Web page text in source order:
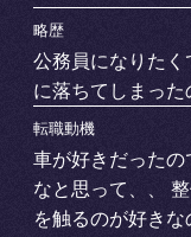
仲間を知
環境を知
略歴
公務員になりた
に落ちてしまった
転職動機
車が好きだった
なと思って、、
を触るのが好きな